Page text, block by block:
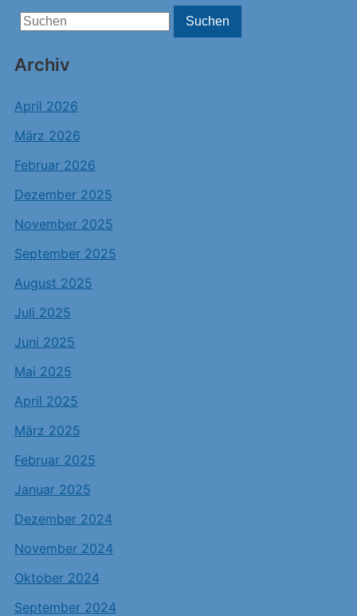
Search
for:
Suchen
Archiv
April 2026
März 2026
Februar 2026
Dezember 2025
November 2025
September 2025
August 2025
Juli 2025
Juni 2025
Mai 2025
April 2025
März 2025
Februar 2025
Januar 2025
Dezember 2024
November 2024
Oktober 2024
September 2024